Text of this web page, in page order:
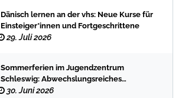
Dänisch lernen an der vhs: Neue Kurse für
Einsteiger*innen und Fortgeschrittene
29. Juli 2026
Sommerferien im Jugendzentrum
Schleswig: Abwechslungsreiches
Programm für Kinder und Jugendliche
30. Juni 2026